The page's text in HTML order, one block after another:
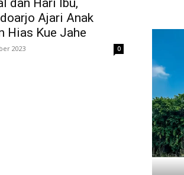
dan Hari Ibu,
Ajari Anak
Hias Kue Jahe
2023 0